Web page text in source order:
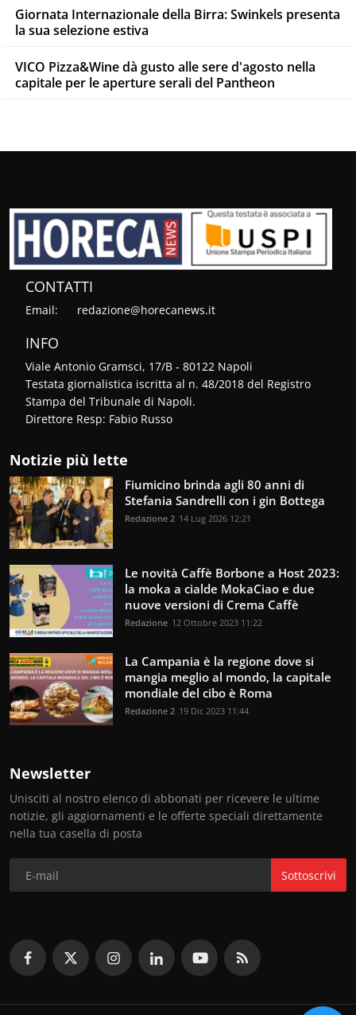
Giornata Internazionale della Birra: Swinkels presenta
la sua selezione estiva
VICO Pizza&Wine dà gusto alle sere d'agosto nella
capitale per le aperture serali del Pantheon
CONTATTI
Email: redazione@horecanews.it
INFO
Viale Antonio Gramsci, 17/B - 80122 Napoli
Testata giornalistica iscritta al n. 48/2018 del Registro
Stampa del Tribunale di Napoli.
Direttore Resp: Fabio Russo
Notizie più lette
Fiumicino brinda agli 80 anni di
Stefania Sandrelli con i gin Bottega
Redazione 2 14 Lug 2026 12:21
Le novità Caffè Borbone a Host 2023:
la moka a cialde MokaCiao e due
nuove versioni di Crema Caffè
Redazione 12 Ottobre 2023 11:22
La Campania è la regione dove si
mangia meglio al mondo, la capitale
mondiale del cibo è Roma
Redazione 2 19 Dic 2023 11:44
Newsletter
Unisciti al nostro elenco di abbonati per ricevere le ultime
notizie, gli aggiornamenti e le offerte speciali direttamente
nella tua casella di posta
Sottoscrivi